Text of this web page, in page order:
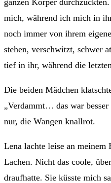
mich, während ich mich in
noch immer von ihrem
stehen, verschwitzt, schwer
tief in ihr, während die
Die beiden Mädchen
„Verdammt… das war
nur, die Wangen knallrot.
Lena lachte leise an meinem
Lachen. Nicht das coole,
draufhatte. Sie küsste mich